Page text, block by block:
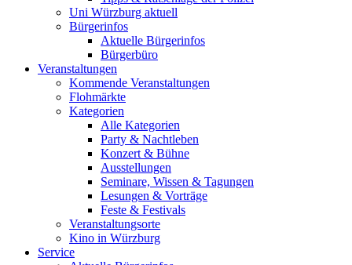
Uni Würzburg aktuell
Bürgerinfos
Aktuelle Bürgerinfos
Bürgerbüro
Veranstaltungen
Kommende Veranstaltungen
Flohmärkte
Kategorien
Alle Kategorien
Party & Nachtleben
Konzert & Bühne
Ausstellungen
Seminare, Wissen & Tagungen
Lesungen & Vorträge
Feste & Festivals
Veranstaltungsorte
Kino in Würzburg
Service